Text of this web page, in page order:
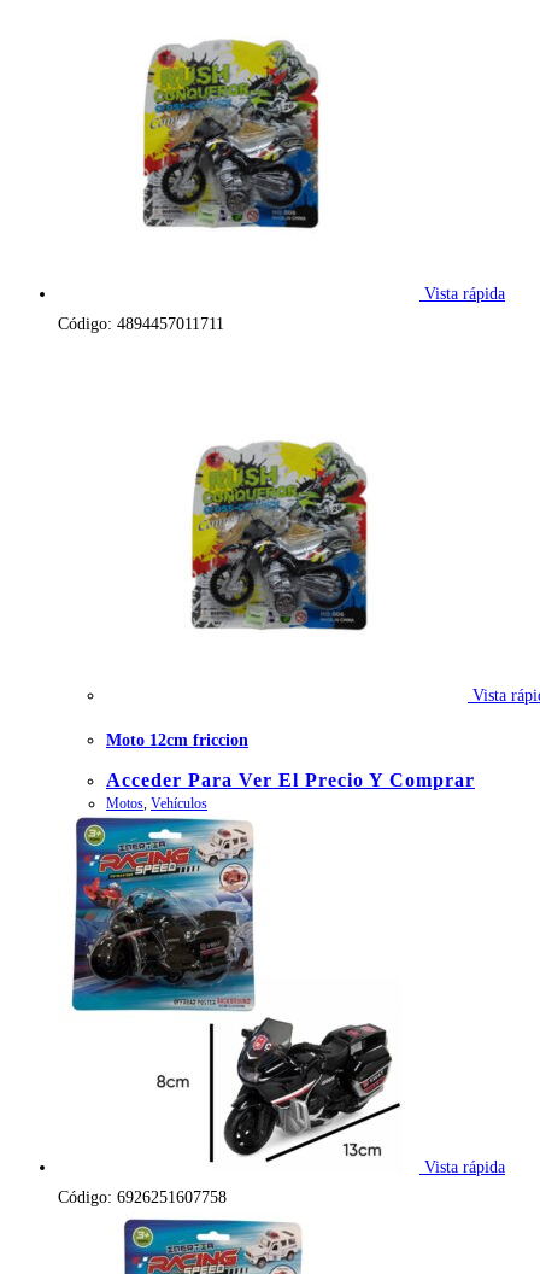
Vista rápida
Código: 4894457011711
Vista
Moto 12cm friccion
Acceder Para Ver El Precio Y Comprar
Motos, Vehículos
Vista rápida
Código: 6926251607758